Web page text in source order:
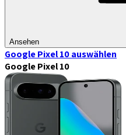
Ansehen
Google Pixel 10auswählen
Google Pixel 10